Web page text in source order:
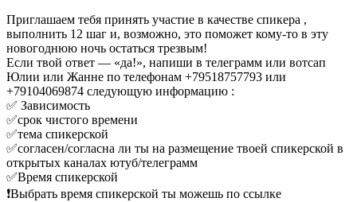
Приглашаем тебя принять участие в качестве спикера ,
выполнить 12 шаг и, возможно, это поможет кому-то в эту
новогоднюю ночь остаться трезвым!
Если твой ответ — «да!», напиши в телеграмм или вотсап
Юлии или Жанне по телефонам +79518757793 или
+79104069874 следующую информацию :
✅ Зависимость
✅срок чистого времени
✅тема спикерской
✅согласен/согласна ли ты на размещение твоей спикерской в
открытых каналах ютуб/телеграмм
✅Время спикерской
❗️Выбрать время спикерской ты можешь по ссылке